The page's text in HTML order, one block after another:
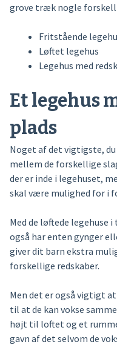
grove træk nogle
Fritstående
Løftet legehus
Legehus med
Et legehus
plads
Noget af det vigtigste,
mellem de forskellige
der er inde i legehuset,
skal være mulighed for i
Med de løftede legehuse
også har enten gynger
giver dit barn ekstra
forskellige redskaber.
Men det er også vigtigt
til at de kan vokse
højt til loftet og et
gavn af det selvom de